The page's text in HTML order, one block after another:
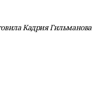
Кадрия Гильманова